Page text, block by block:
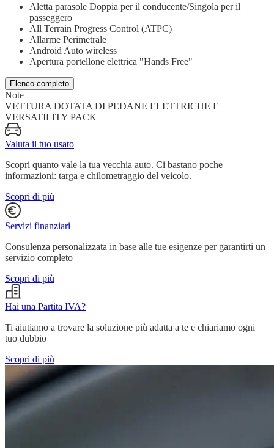
Aletta parasole Doppia per il conducente/Singola per il
passeggero
All Terrain Progress Control (ATPC)
Allarme Perimetrale
Android Auto wireless
Apertura portellone elettrica "Hands Free"
Elenco completo
Note
VETTURA DOTATA DI PEDANE ELETTRICHE E
VERSATILITY PACK
Valuta il tuo usato
Scopri quanto vale la tua vecchia auto. Ci bastano poche
informazioni: targa e chilometraggio del veicolo.
Scopri di più
Servizi finanziari
Consulenza personalizzata in base alle tue esigenze per garantirti un
servizio completo
Scopri di più
Hai una Partita IVA?
Ti aiutiamo a trovare la soluzione più adatta a te e chiariamo ogni
tuo dubbio
Scopri di più